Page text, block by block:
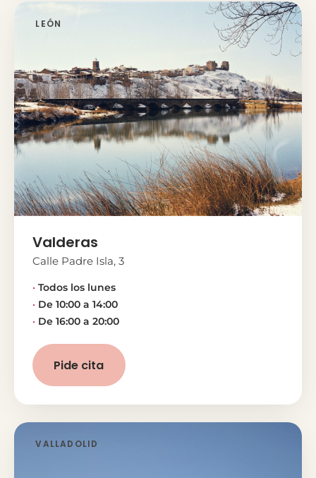
LEÓN
Valderas
Calle Padre Isla, 3
Todos los lunes
De 10:00 a 14:00
De 16:00 a 20:00
Pide cita
VALLADOLID